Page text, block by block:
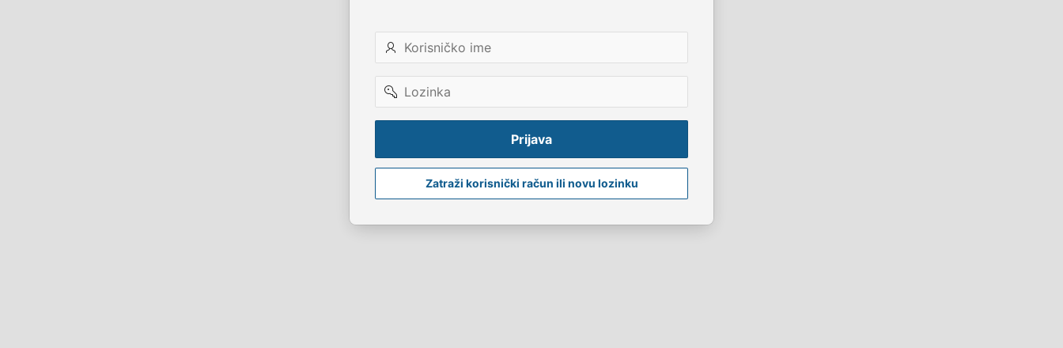
Korisničko
ime
Lozinka
Prijava
Zatraži korisnički račun ili novu lozinku